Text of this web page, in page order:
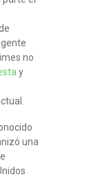
no
y
una